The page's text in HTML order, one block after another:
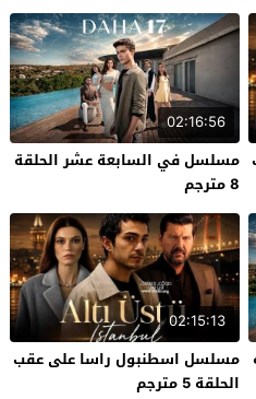
02:16:56
مسلسل في السابعة عشر الحلقة
8 مترجم
02:15:13
مسلسل اسطنبول راسا على عقب
الحلقة 5 مترجم